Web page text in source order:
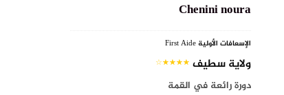
Chenini noura
الإسعافات الأولية First Aide
ولاية سطيف
دورة رائعة في القمة